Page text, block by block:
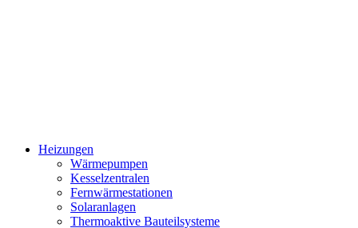
Heizungen
Wärmepumpen
Kesselzentralen
Fernwärmestationen
Solaranlagen
Thermoaktive Bauteilsysteme